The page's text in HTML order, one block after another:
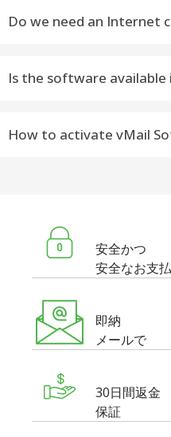
Email Contact : You can
Do we need an Internet
Yes, the Internet
Is the software
Yes, the license key will
How to activate vMail
STEP 1) Download
STEP 2) Install
STEP 3) Open
STEP 4) Appears
Activation Dialog
STEP 5) Enter
STEP 6) Click On
安全かつ
安全なお支
即納
メールで
30日間返金
保証